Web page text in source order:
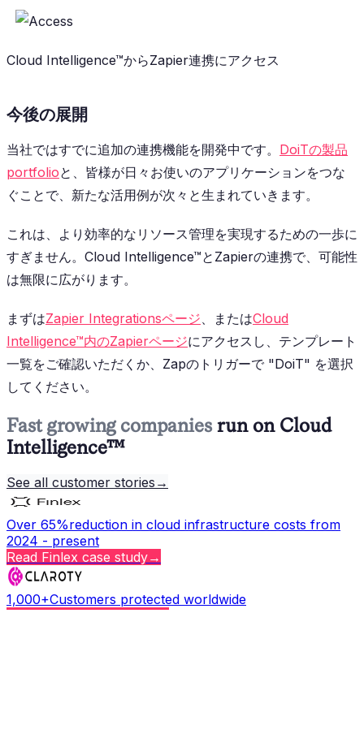
Cloud Intelligence™からZapier連携にアクセス
今後の展開
当社ではすでに追加の連携機能を開発中です。 DoiTの製品
portfolioと、皆様が日々お使いのアプリケーションをつな
ぐことで、新たな活用例が次々と生まれていきます。
これは、より効率的なリソース管理を実現するための一歩に
すぎません。Cloud Intelligence™とZapierの連携で、可能性
は無限に広がります。
まずはZapier Integrationsページ 、またはCloud
Intelligence™内のZapierページにアクセスし、テンプレート
一覧をご確認いただくか、Zapのトリガーで "DoiT" を選択
してください。
Fast growing companies run on Cloud
Intelligence™
See all customer stories →
Over 65%reduction in cloud infrastructure costs from
2024 - present
Read Finlex case study→
1,000+Customers protected worldwide
ReadClarotycase study→